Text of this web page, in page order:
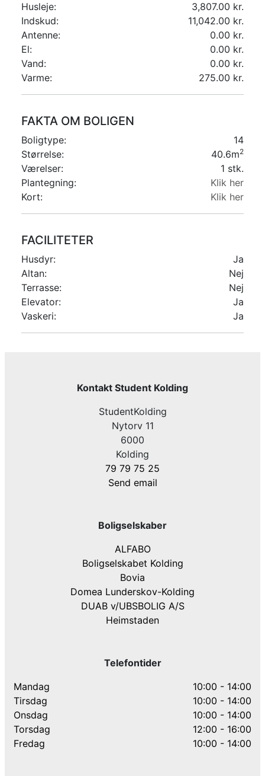
Husleje:
3,807.00 kr.
Indskud:
11,042.00 kr.
Antenne:
0.00 kr.
El:
0.00 kr.
Vand:
0.00 kr.
Varme:
275.00 kr.
FAKTA OM BOLIGEN
Boligtype:
14
Størrelse:
40.6m2
Værelser:
1 stk.
Plantegning:
Klik her
Kort:
Klik her
FACILITETER
Husdyr:
Ja
Altan:
Nej
Terrasse:
Nej
Elevator:
Ja
Vaskeri:
Ja
Kontakt Student Kolding
StudentKolding
Nytorv 11
6000
Kolding
79 79 75 25
Send email
Boligselskaber
ALFABO
Boligselskabet Kolding
Bovia
Domea Lunderskov-Kolding
DUAB v/UBSBOLIG A/S
Heimstaden
Telefontider
Mandag
10:00 - 14:00
Tirsdag
10:00 - 14:00
Onsdag
10:00 - 14:00
Torsdag
12:00 - 16:00
Fredag
10:00 - 14:00